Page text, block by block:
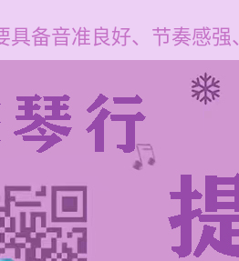
备音准良好、节奏感强